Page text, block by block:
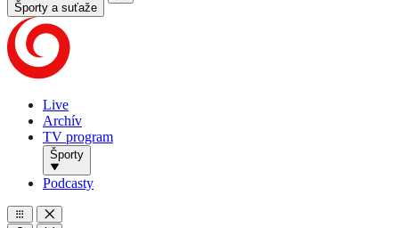
Športy a suťaže
Live
Archív
TV program
Športy
Podcasty